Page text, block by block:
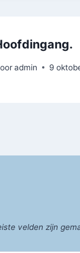
admin 9
velden zijn